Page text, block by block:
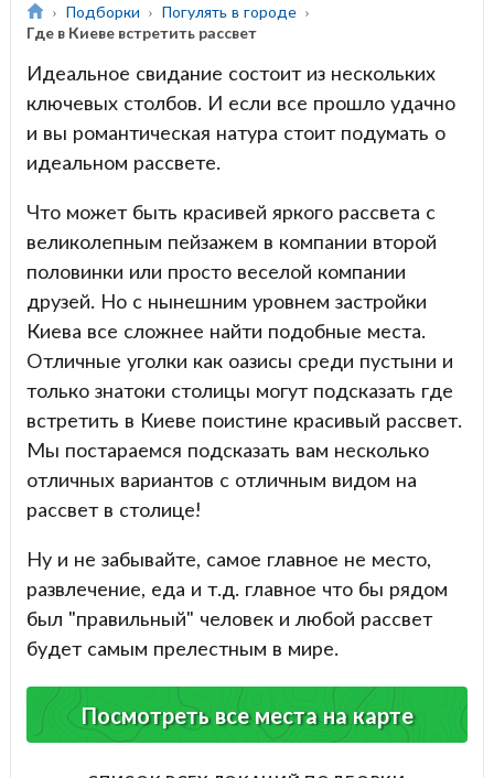
Подборки
Погулять в городе
Где в Киеве встретить рассвет
Идеальное свидание состоит из нескольких
ключевых столбов. И если все прошло удачно
и вы романтическая натура стоит подумать о
идеальном рассвете.
Что может быть красивей яркого рассвета с
великолепным пейзажем в компании второй
половинки или просто веселой компании
друзей. Но с нынешним уровнем застройки
Киева все сложнее найти подобные места.
Отличные уголки как оазисы среди пустыни и
только знатоки столицы могут подсказать где
встретить в Киеве поистине красивый рассвет.
Мы постараемся подсказать вам несколько
отличных вариантов с отличным видом на
рассвет в столице!
Ну и не забывайте, самое главное не место,
развлечение, еда и т.д. главное что бы рядом
был "правильный" человек и любой рассвет
будет самым прелестным в мире.
Посмотреть все места на карте